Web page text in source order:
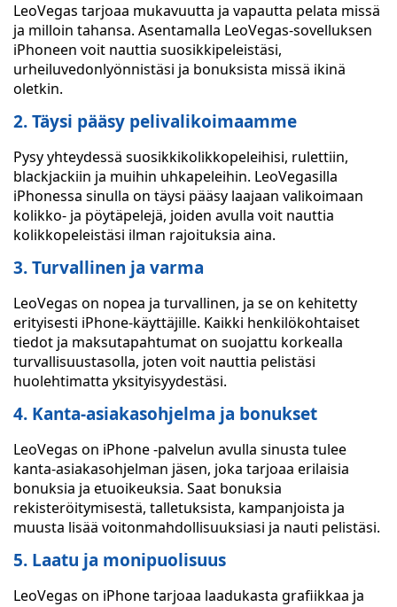
LeoVegas tarjoaa mukavuutta ja vapautta pelata missä
ja milloin tahansa. Asentamalla LeoVegas-sovelluksen
iPhoneen voit nauttia suosikkipeleistäsi,
urheiluvedonlyönnistäsi ja bonuksista missä ikinä
oletkin.
2. Täysi pääsy pelivalikoimaamme
Pysy yhteydessä suosikkikolikkopeleihisi, rulettiin,
blackjackiin ja muihin uhkapeleihin. LeoVegasilla
iPhonessa sinulla on täysi pääsy laajaan valikoimaan
kolikko- ja pöytäpelejä, joiden avulla voit nauttia
kolikkopeleistäsi ilman rajoituksia aina.
3. Turvallinen ja varma
LeoVegas on nopea ja turvallinen, ja se on kehitetty
erityisesti iPhone-käyttäjille. Kaikki henkilökohtaiset
tiedot ja maksutapahtumat on suojattu korkealla
turvallisuustasolla, joten voit nauttia pelistäsi
huolehtimatta yksityisyydestäsi.
4. Kanta-asiakasohjelma ja bonukset
LeoVegas on iPhone -palvelun avulla sinusta tulee
kanta-asiakasohjelman jäsen, joka tarjoaa erilaisia
bonuksia ja etuoikeuksia. Saat bonuksia
rekisteröitymisestä, talletuksista, kampanjoista ja
muusta lisää voitonmahdollisuuksiasi ja nauti pelistäsi.
5. Laatu ja monipuolisuus
LeoVegas on iPhone tarjoaa laadukasta grafiikkaa ja